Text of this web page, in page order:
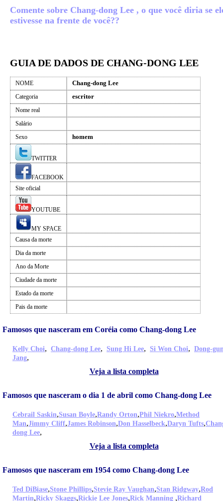
Comente sobre Chang-dong Lee , o que você diria se
estivesse na frente de você??
GUIA DE DADOS DE CHANG-DONG LEE
NOME Chang-dong Lee
Categoria escritor
Nome real
Salário
Sexo
homem
TWITTER
FACEBOOK
Site oficial
YOUTUBE
MY SPACE
Causa da morte
Dia da morte
Ano da Morte
Ciudade da morte
Estado da morte
Pais da morte
Famosos que nasceram em Coréia como Chang-dong Lee
Kelly Choi, Chang-dong Lee, Sung Hi Lee, Si Won Choi, Dong-
Jang,
Veja a lista completa
Famosos que nasceram o dia 1 de abril como Chang-dong Lee
Cebrail Saskin,Susan Boyle,Randy Orton,Phil Niekro,Method
Man,Jimmy Cliff,James Robinson,Don Hasselbeck,Daryn Tufts,
dong Lee,
Veja a lista completa
Famosos que nasceram em 1954 como Chang-dong Lee
Ted DiBiase,Stone Phillips,Stevie Ray Vaughan,Stan Ridgway,Rod
Martin,Ricky Skaggs,Rickie Lee Jones,Rick Manning ,Richard